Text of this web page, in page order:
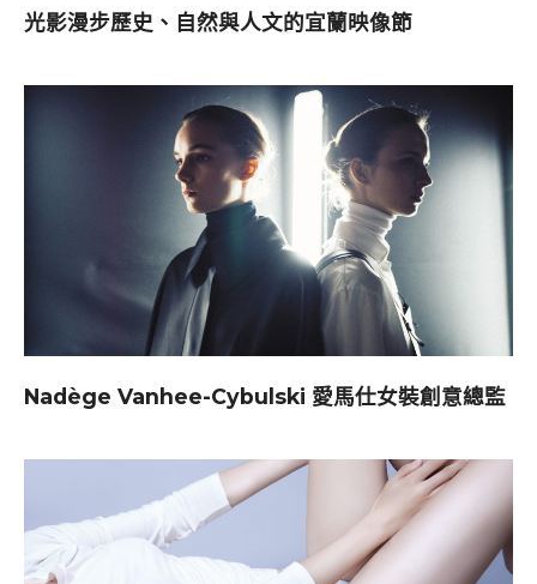
光影漫步歷史、自然與人文的宜蘭映像節
Nadège Vanhee-Cybulski 愛馬仕女裝創意總監